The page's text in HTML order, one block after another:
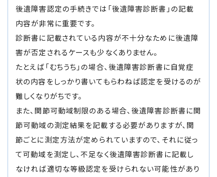
後遺障害認定の手続きでは「後遺障害診断書」の記載
内容が非常に重要です。
診断書に記載されている内容が不十分なために後遺障
害が否定されるケースも少なくありません。
たとえば「むちうち」の場合、後遺障害診断書に自覚症
状の内容をしっかり書いてもらわねば認定を受けるのが
難しくなりがちです。
また、関節可動域制限のある場合、後遺障害診断書に関
節可動域の測定結果を記載する必要がありますが、関
節ごとに測定方法が定められていますので、それに従っ
て可動域を測定し、不足なく後遺障害診断書に記載し
なければ適切な等級認定を受けられない可能性があり